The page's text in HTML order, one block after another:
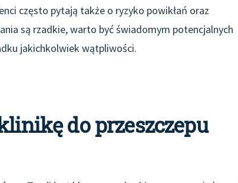
często pytają także o ryzyko powikłań oraz
są rzadkie, warto być świadomym potencjalnych
jakichkolwiek wątpliwości.
do przeszczepu